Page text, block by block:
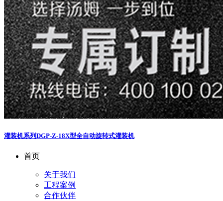
灌装机系列 DGP-Z-18X型全自动旋转式灌装机
首页
关于我们
工程案例
合作伙伴